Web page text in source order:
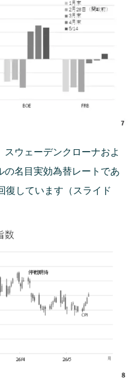
ウェーデンクローナおよ
の名目実効為替レートであ
復しています（スライド